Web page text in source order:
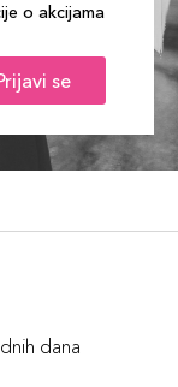
o akcijama
se
dana